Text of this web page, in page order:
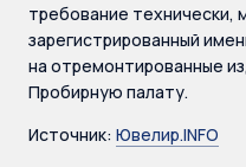
требование технически,
зарегистрированный
на отремонтированные
Пробирную палату.
Источник: Ювелир.INFO